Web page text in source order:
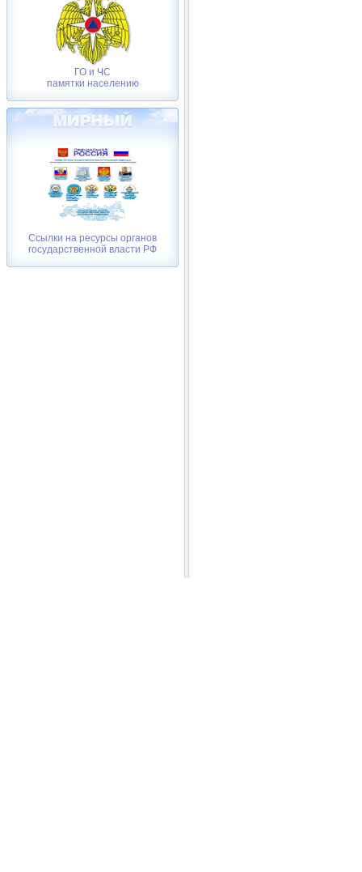
ГО и ЧС
памятки населению
Ссылки на ресурсы органов
государственной власти РФ